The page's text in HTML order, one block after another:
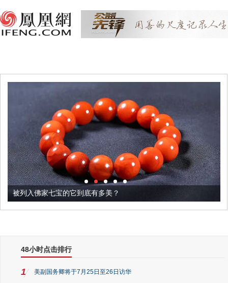
被列入佛家七宝的它到底有多美？
48小时点击排行
1 美副国务卿将于7月25日至26日访华